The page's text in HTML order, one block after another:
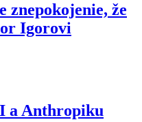
že
Igorovi
a Anthropiku